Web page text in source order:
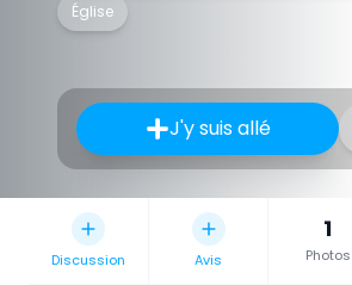
Église
J'y suis allé
Discussion Avis
1
Photos